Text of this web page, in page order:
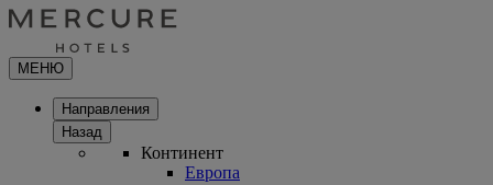
МЕНЮ
Направления
Назад
Континент
Европа